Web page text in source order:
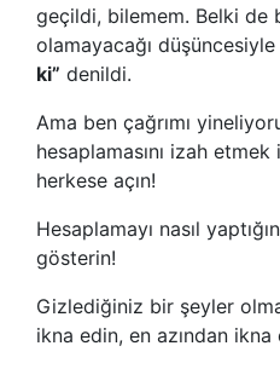
geçildi, bilemem. Belki de
olamayacağı düşüncesiyle
ki” denildi.
Ama ben çağrımı
hesaplamasını izah
herkese açın!
Hesaplamayı nasıl
gösterin!
Gizlediğiniz bir şeyler
ikna edin, en azından ikna